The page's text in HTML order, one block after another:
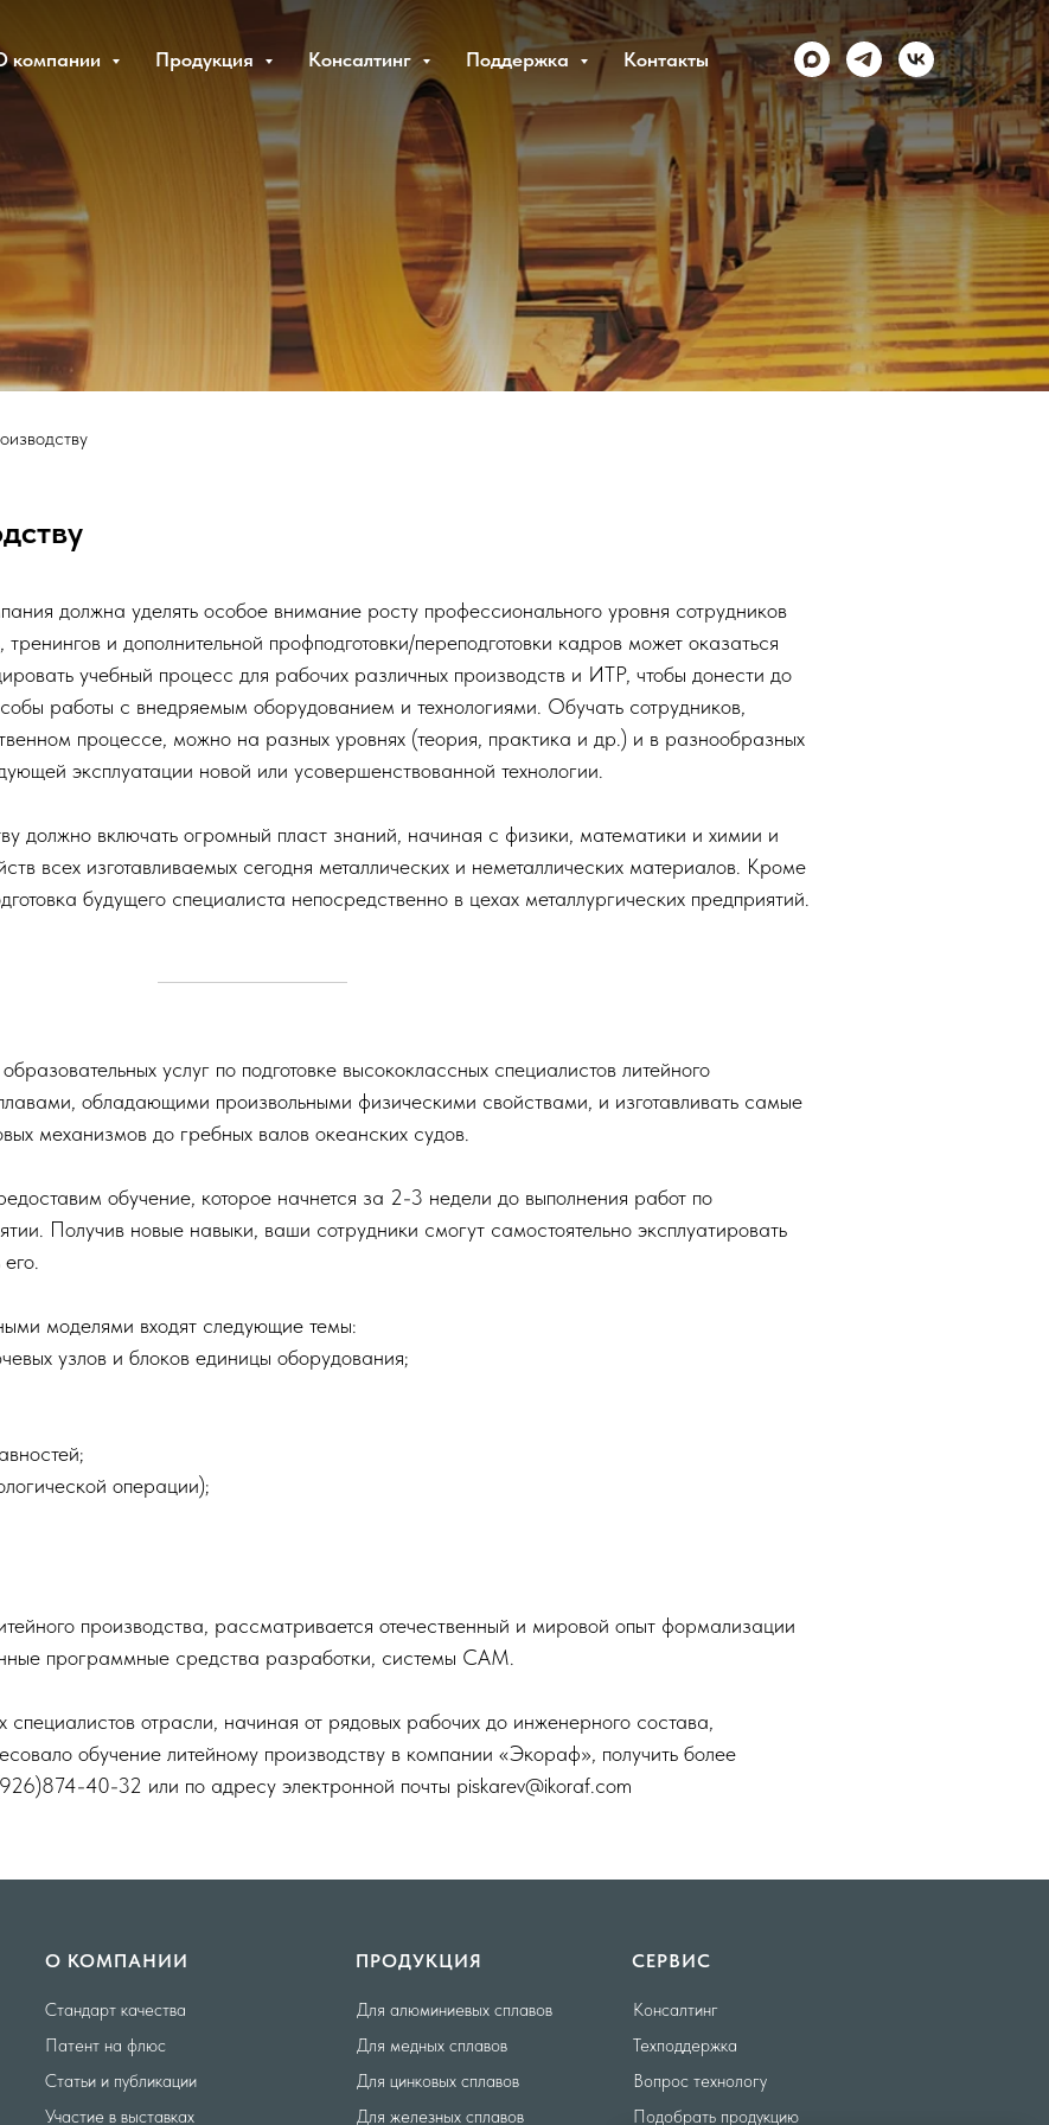
компании Продукция Консалтинг Поддержка Контакты
должна уделять особое внимание росту профессионального уровня сотрудников
и дополнительной профподготовки/переподготовки кадров может оказаться
учебный процесс для рабочих различных производств и ИТР, чтобы донести до
работы с внедряемым оборудованием и технологиями. Обучать сотрудников,
процессе, можно на разных уровнях (теория, практика и др.) и в разнообразных
эксплуатации новой или усовершенствованной технологии.
должно включать огромный пласт знаний, начиная с физики, математики и химии и
всех изготавливаемых сегодня металлических и неметаллических материалов. Кроме
будущего специалиста непосредственно в цехах металлургических предприятий.
услуг по подготовке высококлассных специалистов литейного
обладающими произвольными физическими свойствами, и изготавливать самые
механизмов до гребных валов океанских судов.
обучение, которое начнется за 2-3 недели до выполнения работ по
Получив новые навыки, ваши сотрудники смогут самостоятельно эксплуатировать
моделями входят следующие темы:
узлов и блоков единицы оборудования;
операции);
производства, рассматривается отечественный и мировой опыт формализации
программные средства разработки, системы САМ.
отрасли, начиная от рядовых рабочих до инженерного состава,
обучение литейному производству в компании «Экораф», получить более
40-32 или по адресу электронной почты piskarev@ikoraf.com
О КОМПАНИИ
Стандарт качества
Патент на флюс
Статьи и публикации
Участие в выставках
СЕРВИС
Консалтинг
Техподдержка
Вопрос технологу
Подобрать продукцию
ПРОДУКЦИЯ
Для алюминиевых сплавов
Для медных сплавов
Для цинковых сплавов
Для железных сплавов